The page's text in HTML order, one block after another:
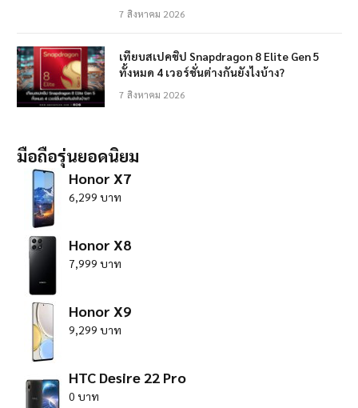
7 สิงหาคม 2026
เทียบสเปคชิป Snapdragon 8 Elite Gen 5
ทั้งหมด 4 เวอร์ชั่นต่างกันยังไงบ้าง?
7 สิงหาคม 2026
มือถือรุ่นยอดนิยม
Honor X7
6,299 บาท
Honor X8
7,999 บาท
Honor X9
9,299 บาท
HTC Desire 22 Pro
0 บาท